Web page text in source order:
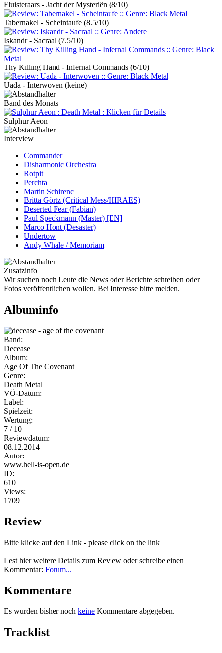
Fluisteraars - Jacht der Mysteriën (8/10)
Tabernakel - Scheintaufe (8.5/10)
Iskandr - Sacraal (7.5/10)
Thy Killing Hand - Infernal Commands (6/10)
Uada - Interwoven (keine)
Band des Monats
Sulphur Aeon
Interview
Commander
Disharmonic Orchestra
Rotpit
Perchta
Martin Schirenc
Britta Görtz (Critical Mess/HIRAES)
Deserted Fear (Fabian)
Paul Speckmann (Master) [EN]
Marco Hont (Desaster)
Undertow
Andy Whale / Memoriam
Zusatzinfo
Wir suchen noch Leute die News oder Berichte schreiben oder
Fotos veröffentlichen wollen. Bei Interesse bitte melden.
Albuminfo
Band:
Decease
Album:
Age Of The Covenant
Genre:
Death Metal
VÖ-Datum:
Label:
Spielzeit:
Wertung:
7 / 10
Reviewdatum:
08.12.2014
Autor:
www.hell-is-open.de
ID:
610
Views:
1709
Review
Bitte klicke auf den Link - please click on the link
Lest hier weitere Details zum Review oder schreibe einen
Kommentar: Forum...
Kommentare
Es wurden bisher noch keine Kommentare abgegeben.
Tracklist